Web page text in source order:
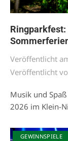
Veröffentlicht
Veröffentlicht
Musik und
2026 im Klein-
GEWINNSPIELE